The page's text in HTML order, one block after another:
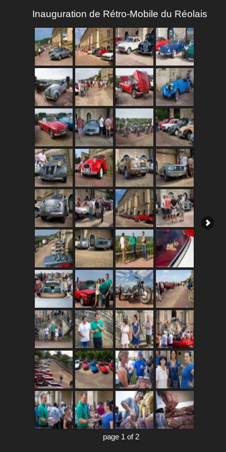
Inauguration de Rétro-Mobile du Réolais
page 1 of 2